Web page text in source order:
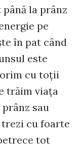
la prânz
pe
în pat când
este
cu toţii
trăim viaţa
sau
cu foarte
tot